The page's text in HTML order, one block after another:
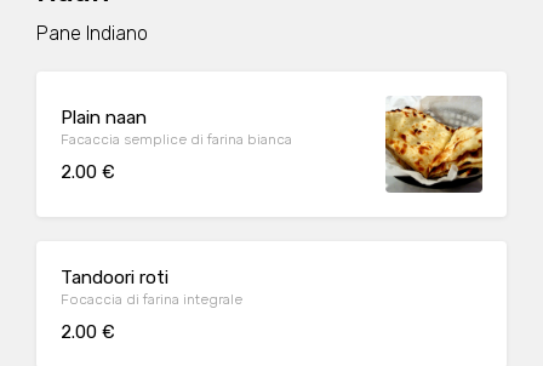
Pane Indiano
Plain naan
Facaccia semplice di farina bianca
2.00 €
Tandoori roti
Focaccia di farina integrale
2.00 €